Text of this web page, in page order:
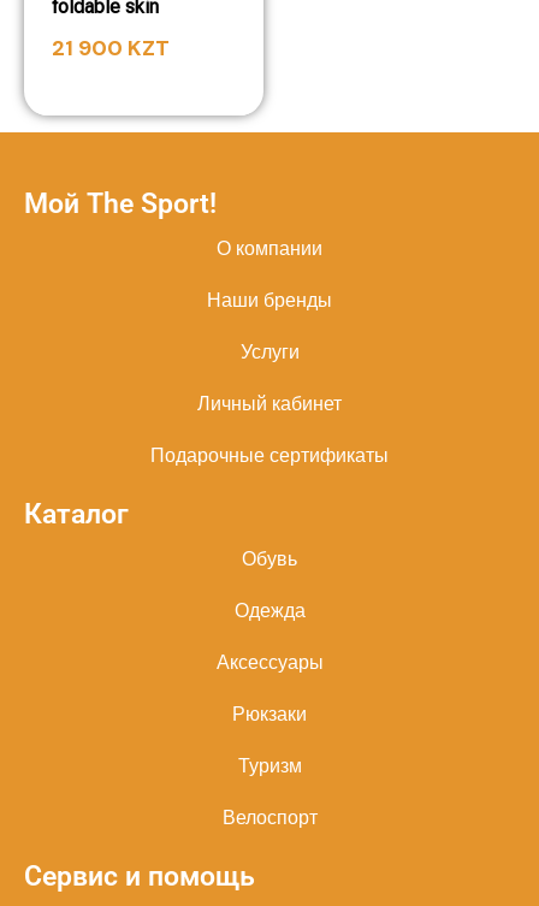
foldable skin
21 900 KZT
Мой The Sport!
О компании
Наши бренды
Услуги
Личный кабинет
Подарочные сертификаты
Каталог
Обувь
Одежда
Аксессуары
Рюкзаки
Туризм
Велоспорт
Сервис и помощь